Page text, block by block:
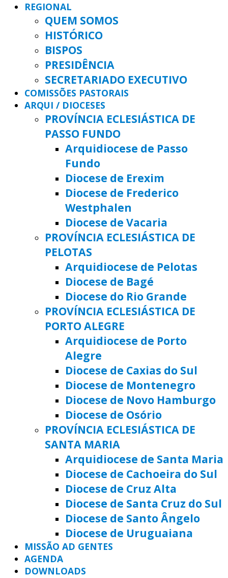
REGIONAL
QUEM SOMOS
HISTÓRICO
BISPOS
PRESIDÊNCIA
SECRETARIADO EXECUTIVO
COMISSÕES PASTORAIS
ARQUI / DIOCESES
PROVÍNCIA ECLESIÁSTICA DE
PASSO FUNDO
Arquidiocese de Passo
Fundo
Diocese de Erexim
Diocese de Frederico
Westphalen
Diocese de Vacaria
PROVÍNCIA ECLESIÁSTICA DE
PELOTAS
Arquidiocese de Pelotas
Diocese de Bagé
Diocese do Rio Grande
PROVÍNCIA ECLESIÁSTICA DE
PORTO ALEGRE
Arquidiocese de Porto
Alegre
Diocese de Caxias do Sul
Diocese de Montenegro
Diocese de Novo Hamburgo
Diocese de Osório
PROVÍNCIA ECLESIÁSTICA DE
SANTA MARIA
Arquidiocese de Santa Maria
Diocese de Cachoeira do Sul
Diocese de Cruz Alta
Diocese de Santa Cruz do Sul
Diocese de Santo Ângelo
Diocese de Uruguaiana
MISSÃO AD GENTES
AGENDA
DOWNLOADS